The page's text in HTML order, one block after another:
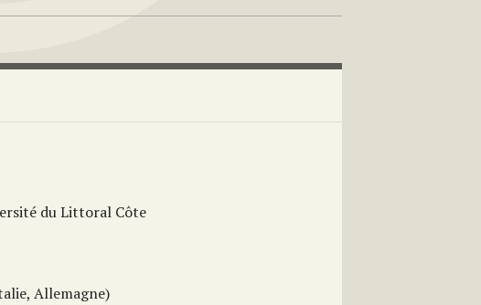
du Littoral Côte
Allemagne)